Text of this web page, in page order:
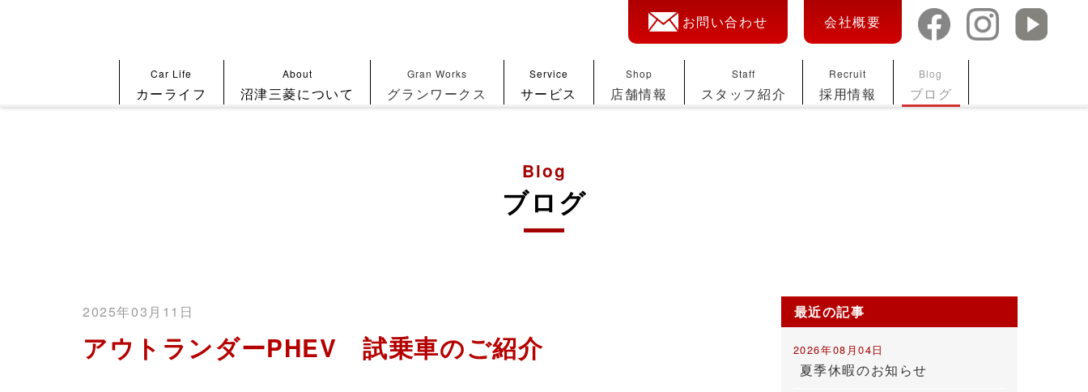
お問い合わせ 会社概要
Car Life
カーライフ
About
沼津三菱について
Gran Works
グランワークス
Service
サービス
Shop
店舗情報
Staff
スタッフ紹介
Recruit
採用情報
Blog
ブログ
Blog
ブログ
2025年03月11日
アウトランダーPHEV 試乗車のご紹介
最近の記事
2026年08月04日
夏季休暇のお知らせ